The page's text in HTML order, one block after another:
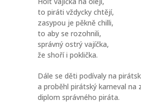
to piráti vždycky chtějí,
zasypou je pěkně chilli,
to aby se rozohnili,
správný ostrý vajíčka,
že shoří i poklička.
Dále se děti podívaly na
a proběhl pirátský karneval na
diplom správného piráta.